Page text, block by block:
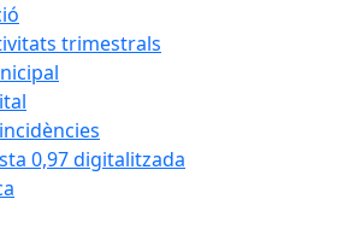
trimestrals
0,97 digitalitzada